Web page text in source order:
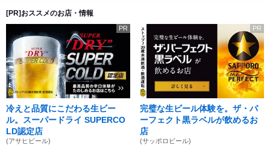
[PR]おススメのお店・情報
PR
冷えと品質にこだわる生ビー
ル。スーパードライ SUPERCO
LD認定店
(アサヒビール)
PR
完璧な生ビール体験を。ザ・パ
ーフェクト黒ラベルが飲めるお
店
(サッポロビール)